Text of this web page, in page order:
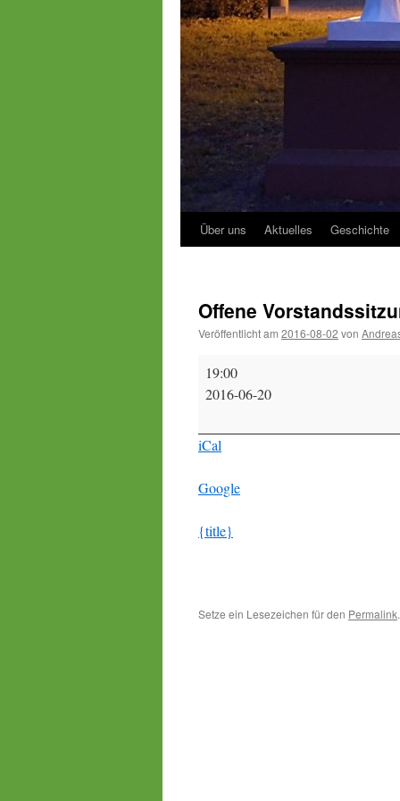
Über uns Aktuelles Geschichte
Offene
Veröffentlicht am 2016-08-02 von
Offene
Vorstandssitzung
19:00
2016-06-20
iCal
Google
{title}
Setze ein Lesezeichen für den Permalink.